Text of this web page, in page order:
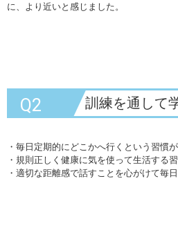
に、より近いと感じました。
Q2
訓練を通して
ったなと感じ
か？
・毎日定期的にどこかへ行くという習慣
・規則正しく健康に気を使って生活する
・適切な距離感で話すことを心がけて毎